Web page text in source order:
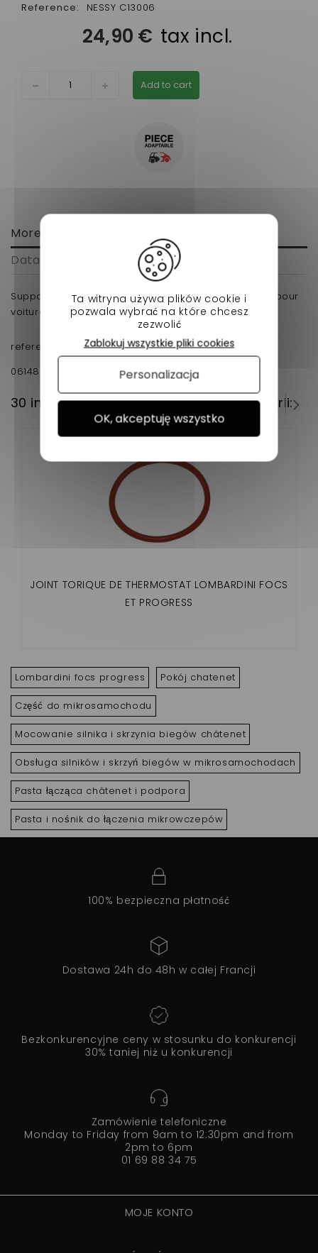
Reference: NESSY C13006
24,90 € tax incl.
Add to cart
More info
Data sheet
Support pour liaison moteur boite Lombardini Focs pour
voiture sans permis
reference d'origine:
061482 -
30 innych produktów w tej samej kategorii:
JOINT TORIQUE DE THERMOSTAT LOMBARDINI FOCS
ET PROGRESS
Lombardini focs progress Pokój chatenet
Część do mikrosamochodu
Mocowanie silnika i skrzynia biegów châtenet
Obsługa silników i skrzyń biegów w mikrosamochodach
Pasta łącząca châtenet i podpora
Pasta i nośnik do łączenia mikrowczepów
100% bezpieczna płatność
Dostawa 24h do 48h w całej Francji
Bezkonkurencyjne ceny w stosunku do konkurencji
30% taniej niż u konkurencji
Zamówienie telefoniczne
Monday to Friday from 9am to 12:30pm and from
2pm to 6pm
01 69 88 34 75
MOJE KONTO
Ta witryna używa plików cookie i
pozwala wybrać na które chcesz
zezwolić
OK, akceptuję wszystko
Zablokuj wszystkie pliki cookies
Personalizacja